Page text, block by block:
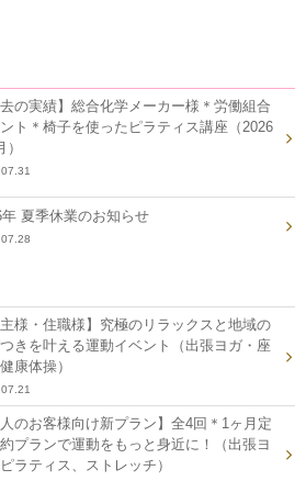
去の実績】総合化学メーカー様＊労働組合
ト＊椅子を使ったピラティス講座（2026
年 夏季休業のお知らせ
主様・住職様】究極のリラックスと地域の
きを叶える運動イベント（出張ヨガ・座
康体操）
人のお客様向け新プラン】全4回＊1ヶ月定
プランで運動をもっと身近に！（出張ヨ
ラティス、ストレッチ）